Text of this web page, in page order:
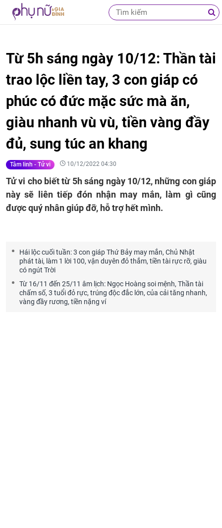
Từ 5h sáng ngày 10/12: Thần tài
trao lộc liền tay, 3 con giáp có
phúc có đức mặc sức mà ăn,
giàu nhanh vù vù, tiền vàng đầy
đủ, sung túc an khang
Tâm linh - Tử vi 10/12/2022 04:30
Tử vi cho biết từ 5h sáng ngày 10/12, những con giáp
này sẽ liên tiếp đón nhận may mắn, làm gì cũng
được quý nhân giúp đỡ, hỗ trợ hết mình.
Hái lộc cuối tuần: 3 con giáp Thứ Bảy may mắn, Chủ Nhật
phát tài, làm 1 lời 100, vận duyên đỏ thắm, tiền tài rực rỡ, giàu
có ngút Trời
Từ 16/11 đến 25/11 âm lịch: Ngọc Hoàng soi mệnh, Thần tài
chấm số, 3 tuổi đỏ rực, trúng độc đắc lớn, của cải tăng nhanh,
vàng đầy rương, tiền nặng ví